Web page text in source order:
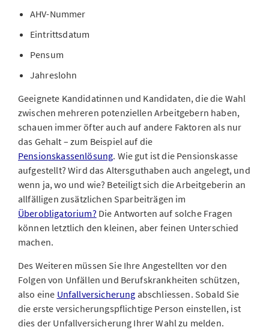
AHV-Nummer
Eintrittsdatum
Pensum
Jahreslohn
Geeignete Kandidatinnen und Kandidaten, die die Wahl
zwischen mehreren potenziellen Arbeitgebern haben,
schauen immer öfter auch auf andere Faktoren als nur
das Gehalt – zum Beispiel auf die
Pensionskassenlösung. Wie gut ist die Pensionskasse
aufgestellt? Wird das Altersguthaben auch angelegt, und
wenn ja, wo und wie? Beteiligt sich die Arbeitgeberin an
allfälligen zusätzlichen Sparbeiträgen im
Überobligatorium? Die Antworten auf solche Fragen
können letztlich den kleinen, aber feinen Unterschied
machen.
Des Weiteren müssen Sie Ihre Angestellten vor den
Folgen von Unfällen und Berufskrankheiten schützen,
also eine Unfallversicherung abschliessen. Sobald Sie
die erste versicherungspflichtige Person einstellen, ist
dies der Unfallversicherung Ihrer Wahl zu melden.